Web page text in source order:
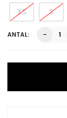
XS S
-Siri
Off